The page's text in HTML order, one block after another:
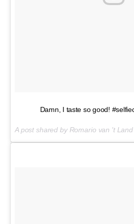
Damn, I taste so good!
A post shared by Romario van 't